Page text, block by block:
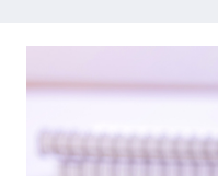
Evento -